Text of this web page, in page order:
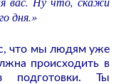
дня.»
что мы людям уже
происходить в
подготовки. Ты